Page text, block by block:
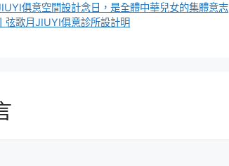
俱意空間設計念日，是全體中華兒女的集體意志
弦歌月JIUYI俱意診所設計明